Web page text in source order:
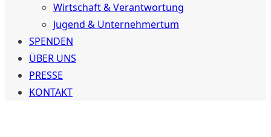
Wirtschaft & Verantwortung
Jugend & Unternehmertum
SPENDEN
ÜBER UNS
PRESSE
KONTAKT